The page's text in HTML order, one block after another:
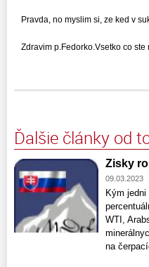
Pravda, no myslim si, ze ked v
Zdravim p.Fedorko.Vsetko co ste
Ďalšie články od
Zisky
09.03.2023
Kým
WTI,
na